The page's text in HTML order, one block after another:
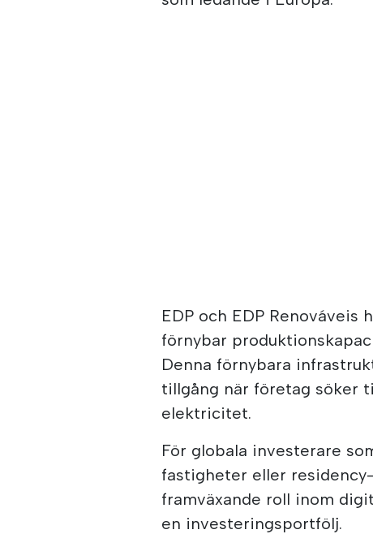
EDP och EDP
förnybar
Denna förnybara
tillgång när företag söker
elektricitet.
För globala investerare
fastigheter eller
framväxande roll inom
en investeringsportfölj.